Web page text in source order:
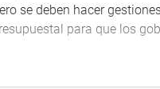
se deben hacer
para que los